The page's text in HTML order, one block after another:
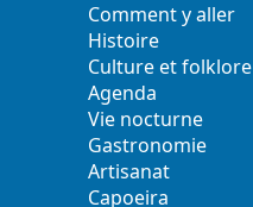
Comment y aller
Histoire
Culture et folklore
Agenda
Vie nocturne
Gastronomie
Artisanat
Capoeira